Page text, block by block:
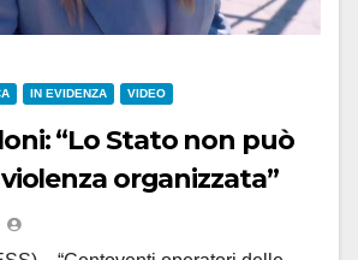
IN EVIDENZA VIDEO
“Lo Stato non può
organizzata”